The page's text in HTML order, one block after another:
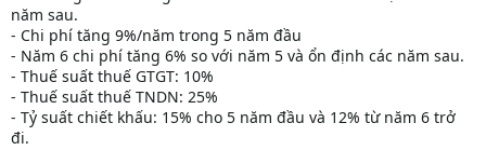
năm sau.
- Chi phí tăng 9%/năm trong 5 năm đầu
- Năm 6 chi phí tăng 6% so với năm 5 và ổn định các năm sau.
- Thuế suất thuế GTGT: 10%
- Thuế suất thuế TNDN: 25%
- Tỷ suất chiết khấu: 15% cho 5 năm đầu và 12% từ năm 6 trở
đi.